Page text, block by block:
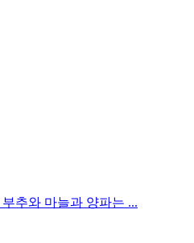
추와 마늘과 양파는 ...